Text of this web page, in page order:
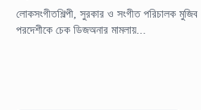
লোকসংগীতশিল্পী, সুরকার ও সংগীত পরিচালক মুজিব
পরদেশীকে চেক ডিজঅনার মামলায়...